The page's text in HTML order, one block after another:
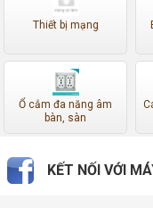
Thiết bị mạng
Ổ cắm đa năng âm
bàn, sàn
KẾT NỐI VỚI